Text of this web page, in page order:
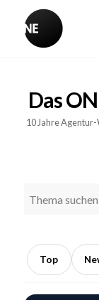
Das
10 Jahre
Top
PR:
Earned
mit
Lesezeit